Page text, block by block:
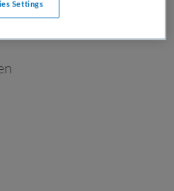
Gebiedsteam
Settings